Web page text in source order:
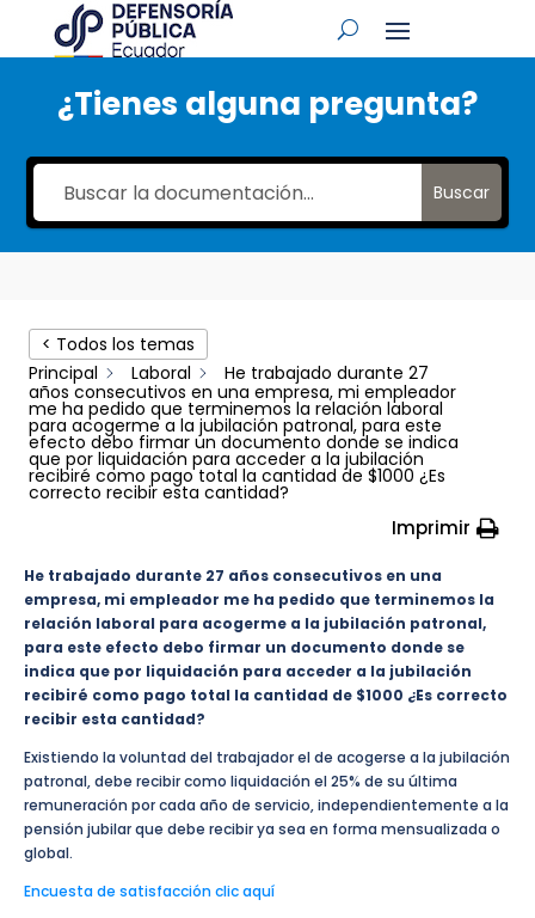
¿Tienes alguna pregunta?
Buscar
< Todos los temas
Principal
Laboral
He trabajado durante 27
años consecutivos en una empresa, mi empleador
me ha pedido que terminemos la relación laboral
para acogerme a la jubilación patronal, para este
efecto debo firmar un documento donde se indica
que por liquidación para acceder a la jubilación
recibiré como pago total la cantidad de $1000 ¿Es
correcto recibir esta cantidad?
Imprimir
He trabajado durante 27 años consecutivos en una
empresa, mi empleador me ha pedido que terminemos la
relación laboral para acogerme a la jubilación patronal,
para este efecto debo firmar un documento donde se
indica que por liquidación para acceder a la jubilación
recibiré como pago total la cantidad de $1000 ¿Es correcto
recibir esta cantidad?
Existiendo la voluntad del trabajador el de acogerse a la jubilación
patronal, debe recibir como liquidación el 25% de su última
remuneración por cada año de servicio, independientemente a la
pensión jubilar que debe recibir ya sea en forma mensualizada o
global.
Encuesta de satisfacción clic aquí